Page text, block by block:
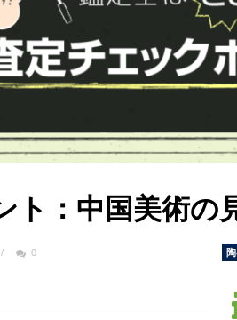
ト：中国美術の
/ 0